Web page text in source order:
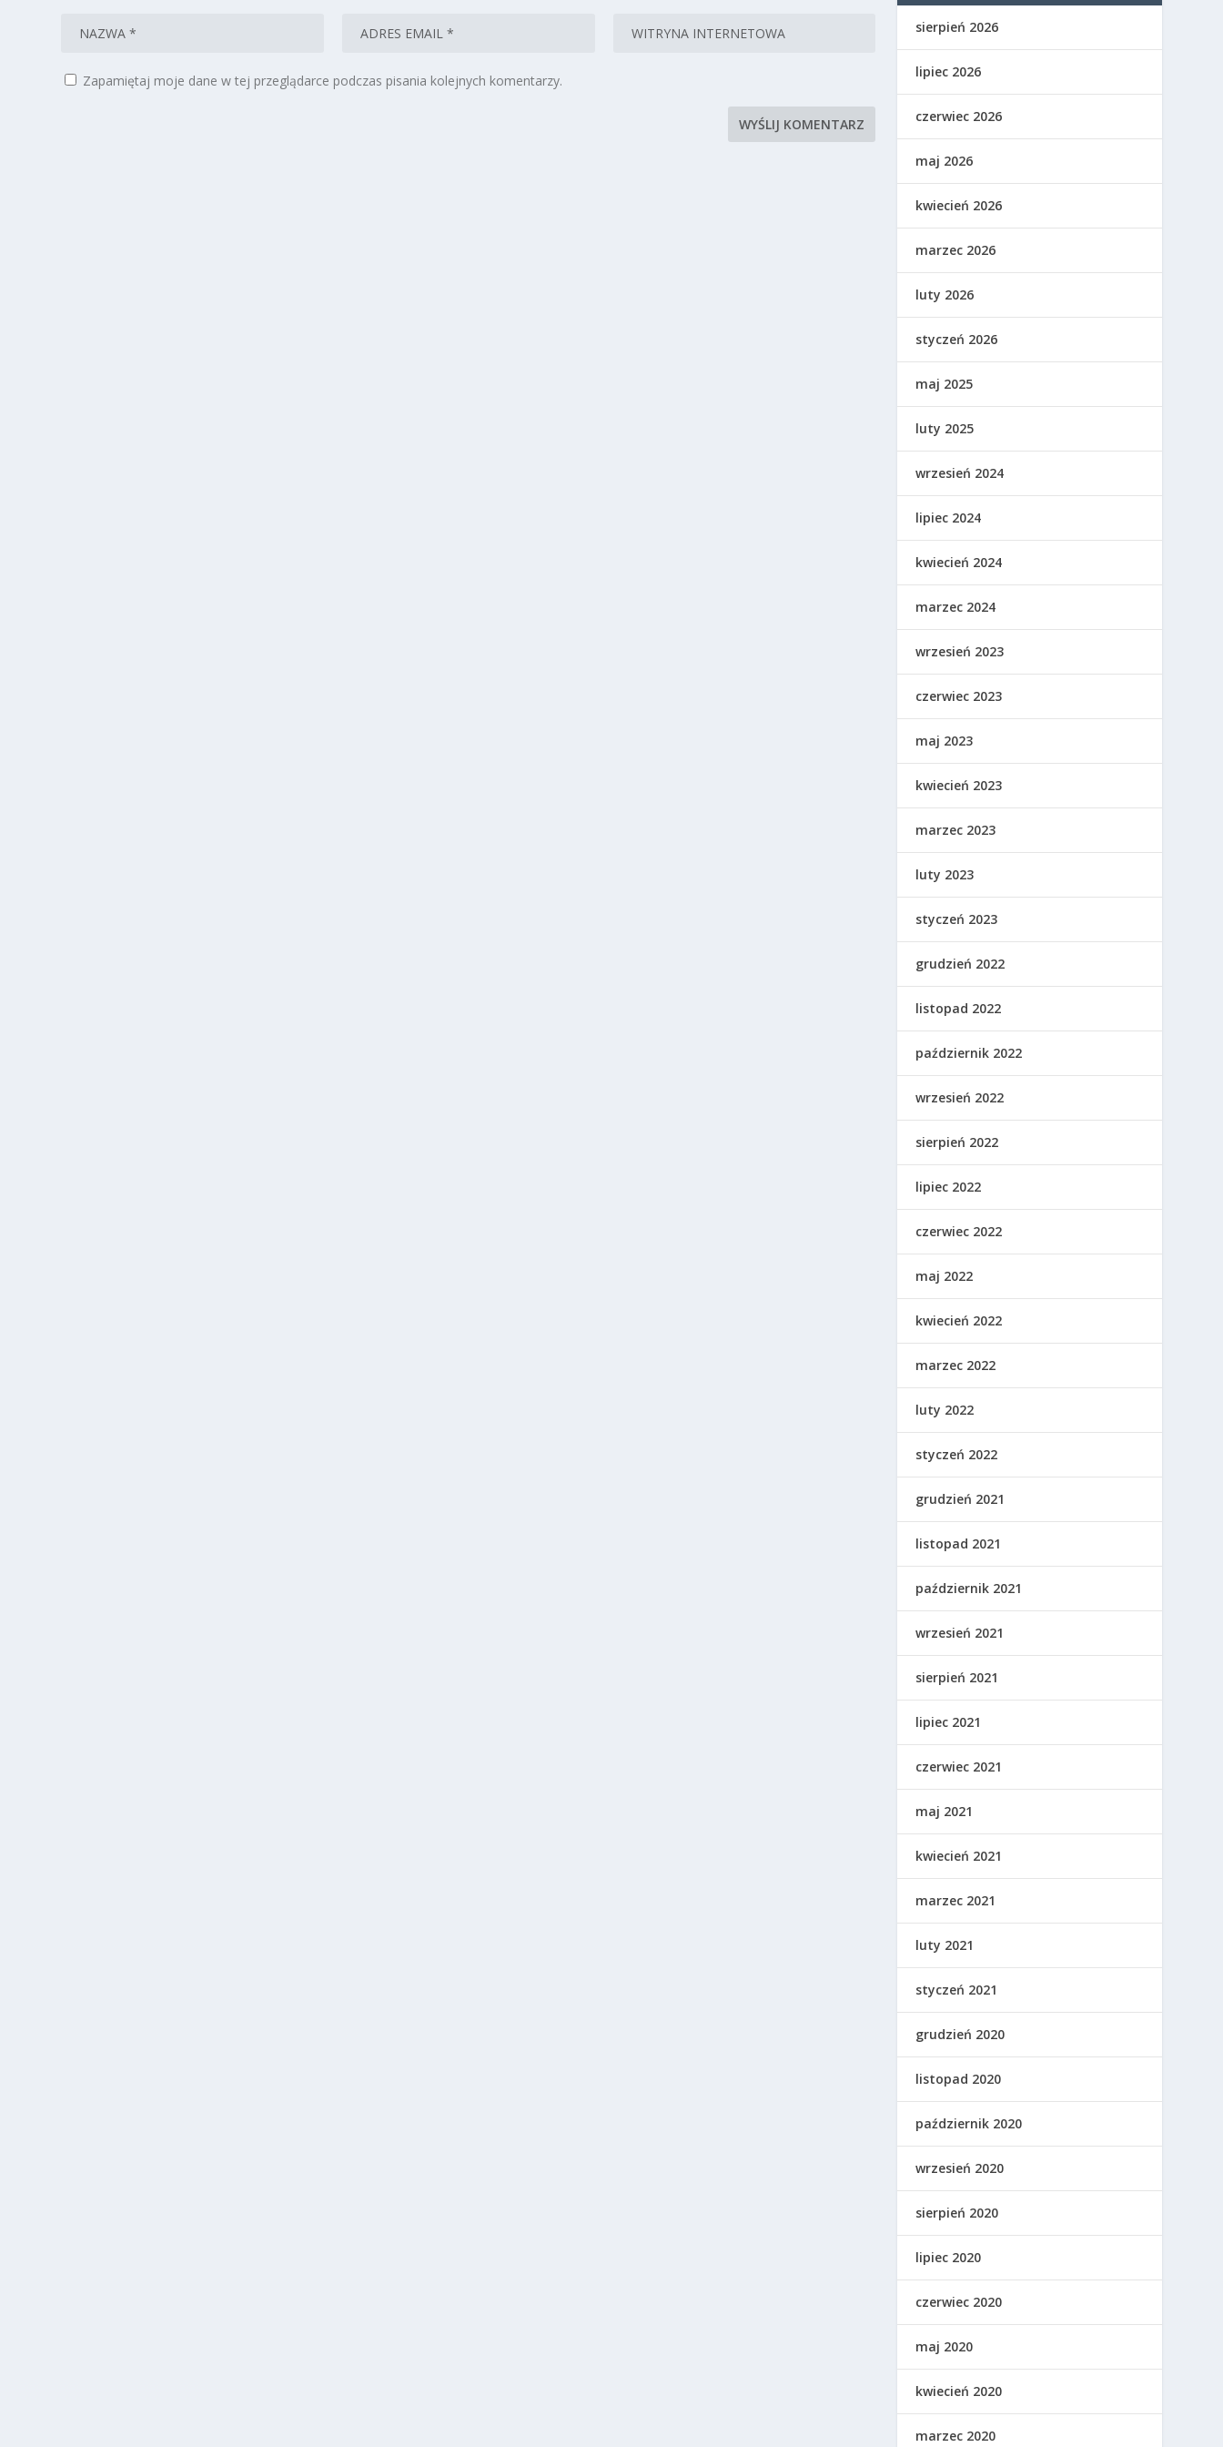
Zapamiętaj moje dane w tej przeglądarce podczas pisania kolejnych komentarzy.
sierpień 2026
lipiec 2026
czerwiec 2026
maj 2026
kwiecień 2026
marzec 2026
luty 2026
styczeń 2026
maj 2025
luty 2025
wrzesień 2024
lipiec 2024
kwiecień 2024
marzec 2024
wrzesień 2023
czerwiec 2023
maj 2023
kwiecień 2023
marzec 2023
luty 2023
styczeń 2023
grudzień 2022
listopad 2022
październik 2022
wrzesień 2022
sierpień 2022
lipiec 2022
czerwiec 2022
maj 2022
kwiecień 2022
marzec 2022
luty 2022
styczeń 2022
grudzień 2021
listopad 2021
październik 2021
wrzesień 2021
sierpień 2021
lipiec 2021
czerwiec 2021
maj 2021
kwiecień 2021
marzec 2021
luty 2021
styczeń 2021
grudzień 2020
listopad 2020
październik 2020
wrzesień 2020
sierpień 2020
lipiec 2020
czerwiec 2020
maj 2020
kwiecień 2020
marzec 2020